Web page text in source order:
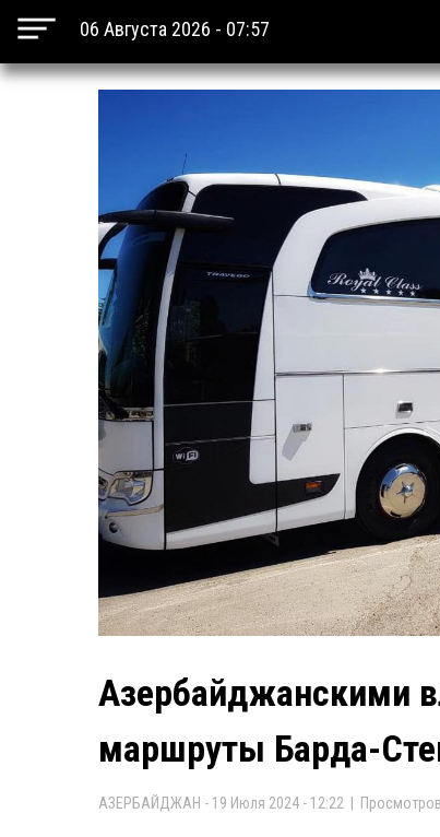
06 Августа 2026 - 07:57
Азербайджанскими
маршруты Барда-
АЗЕРБАЙДЖАН - 19 Июля 2024 - 12:22 |